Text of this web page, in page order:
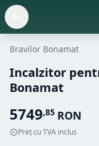
Bravilor Bonamat
Incalzitor
Bonamat
5749,85 RON
Preț cu TVA inclus